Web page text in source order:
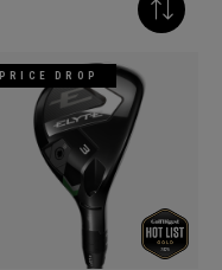
PRICE DROP